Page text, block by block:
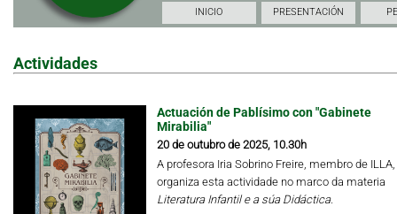
INICIO PRESENTACIÓN
Actividades
Actuación de Pablísimo con "Gabinete
Mirabilia"
20 de outubro de 2025, 10.30h
A profesora Iria Sobrino Freire, membro de ILLA,
organiza esta actividade no marco da materia
Literatura Infantil e a súa Didáctica.